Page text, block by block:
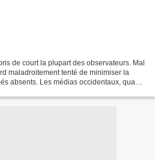
de court la plupart des observateurs. Mal
maladroitement tenté de minimiser la
absents. Les médias occidentaux, quant